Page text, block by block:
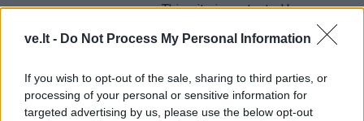
ve.lt - Do Not Process My Personal Information
If you wish to opt-out of the sale, sharing to third parties, or
processing of your personal or sensitive information for
targeted advertising by us, please use the below opt-out
This site is protected by
reCAPTCHA and the Google
Privacy PolicyandTerms of